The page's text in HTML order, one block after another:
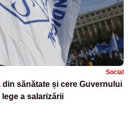
Social
din sănătate și cere Guvernului
a salarizării